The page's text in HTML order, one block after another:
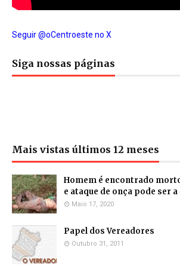
Seguir @oCentroeste no X
Siga nossas páginas
Mais vistas últimos 12 meses
Homem é encontrado
e ataque de onça pode ser a
Maio 17, 2020
Papel dos Vereadores
Outubro 31, 2011